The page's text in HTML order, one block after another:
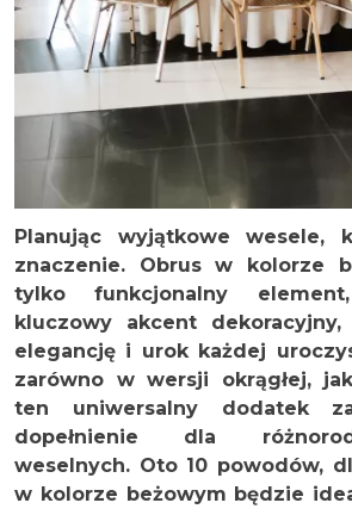
Planując wyjątkowe wesele,
znaczenie. Obrus w kolorze
tylko funkcjonalny
kluczowy akcent
elegancję i urok każdej
zarówno w wersji okrągłej,
ten uniwersalny dodatek
dopełnienie dla
weselnych. Oto 10 powodów,
w kolorze beżowym będzie